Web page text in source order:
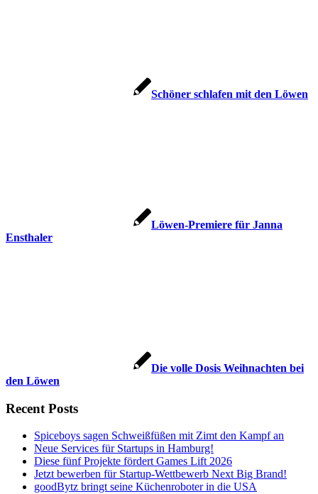
Schöner schlafen mit den Löwen
Löwen-Premiere für Janna
Ensthaler
Die volle Dosis Weihnachten bei
den Löwen
Recent Posts
Spiceboys sagen Schweißfüßen mit Zimt den Kampf an
Neue Services für Startups in Hamburg!
Diese fünf Projekte fördert Games Lift 2026
Jetzt bewerben für Startup-Wettbewerb Next Big Brand!
goodBytz bringt seine Küchenroboter in die USA